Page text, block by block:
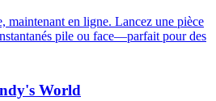
maintenant en ligne. Lancez une pièce
pile ou face—parfait pour des
World